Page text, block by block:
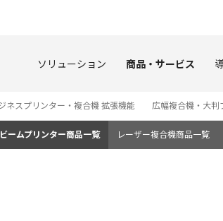
ソリューション 商品・サービス
ネスプリンター・複合機 拡張機能 広幅複合機・大
ームプリンター商品一覧 レーザー複合機商品一覧